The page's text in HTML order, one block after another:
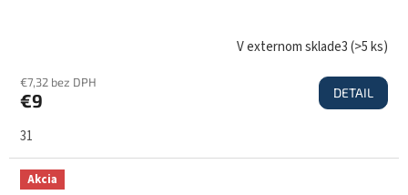
V externom sklade3(>5 ks)
€7,32 bez DPH
€9 DETAIL
31
Akcia